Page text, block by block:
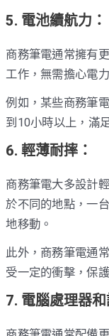
5. 電池續航力：
商務筆電通常擁有
工作，無需擔心電
例如，某些商務筆
到10小時以上，滿
6. 輕薄耐摔：
商務筆電大多設計
於不同的地點，一
地移動。
此外，商務筆電通
受一定的衝擊，保
7. 電腦處理器和